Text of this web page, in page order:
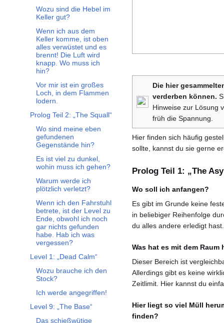
Wozu sind die Hebel im
Keller gut?
Wenn ich aus dem
Keller komme, ist oben
alles verwüstet und es
brennt! Die Luft wird
knapp. Wo muss ich
hin?
Vor mir ist ein großes
Loch, in dem Flammen
lodern.
Prolog Teil 2: „The Squall“
Unterabschnitt Prolog Teil 2: „The Squall“ umschalten
Wo sind meine eben
gefundenen
Gegenstände hin?
Es ist viel zu dunkel,
wohin muss ich gehen?
Warum werde ich
plötzlich verletzt?
Wenn ich den Fahrstuhl
betrete, ist der Level zu
Ende, obwohl ich noch
gar nichts gefunden
habe. Hab ich was
vergessen?
Level 1: „Dead Calm“
Unterabschnitt Level 1: „Dead Calm“ umschalten
Wozu brauche ich den
Stock?
Ich werde angegriffen!
Level 9: „The Base“
Unterabschnitt Level 9: „The Base“ umschalten
Das schießwütige
Die hier
verderben können.
Hinweise zur Lösung
früh die Spannung.
Hier finden sich häufig
sollte, kannst du sie gerne
Prolog Teil 1: „The
Wo soll ich anfangen?
Es gibt im Grunde keine
in beliebiger Reihenfolge
du alles andere erledigt hast.
Was hat es mit dem
Dieser Bereich ist
Allerdings gibt es keine
Zeitlimit. Hier kannst du
Hier liegt so viel Müll
finden?